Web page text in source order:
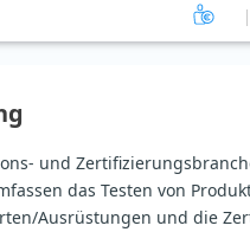
und
das Testen von
Ausrüstungen und die